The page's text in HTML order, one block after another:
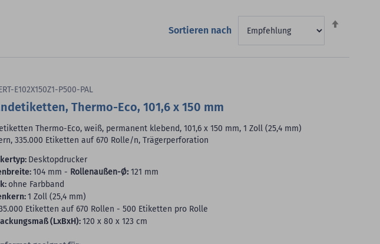
Sortieren nach
E102X150Z1-P500-PAL
Thermo-Eco, 101,6 x 150 mm
Thermo-Eco, weiß, permanent klebend, 101,6 x 150 mm, 1 Zoll (25,4 mm)
335.000 Etiketten auf 670 Rolle/n, Trägerperforation
Desktopdrucker
104 mm - Rollenaußen-Ø:121 mm
ohne Farbband
1 Zoll (25,4 mm)
Etiketten auf 670 Rollen - 500 Etiketten pro Rolle
(LxBxH):120 x 80 x 123 cm